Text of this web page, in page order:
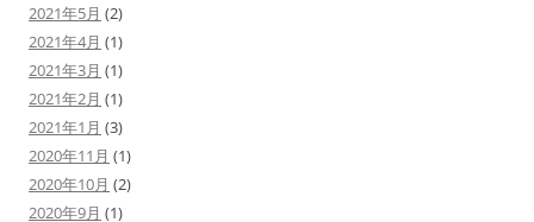
2021年5月 (2)
2021年4月 (1)
2021年3月 (1)
2021年2月 (1)
2021年1月 (3)
2020年11月 (1)
2020年10月 (2)
2020年9月 (1)